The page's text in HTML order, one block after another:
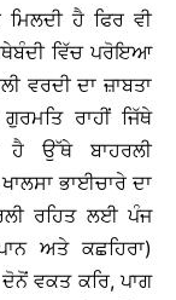
ਹੈ ਫਿਰ ਵੀ
ਜਥੇਬੰਦੀ ਵਿੱਚ ਪਰੋਇਆ
ਵਰਦੀ ਦਾ ਜ਼ਾਬਤਾ
ਰਾਹੀਂ ਜਿੱਥੇ
ਹੈ ਉੱਥੇ ਬਾਹਰਲੀ
ਭਾਈਚਾਰੇ ਦਾ
ਰਹਿਤ ਲਈ ਪੰਜ
ਅਤੇ ਕਛਹਿਰਾ)
ਵਕਤ ਕਰਿ, ਪਾਗ